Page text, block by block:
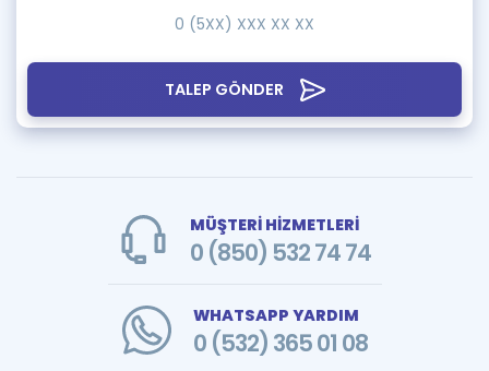
TALEP GÖNDER
MÜŞTERİ HİZMETLERİ
0 (850) 532 74 74
WHATSAPP YARDIM
0 (532) 365 01 08